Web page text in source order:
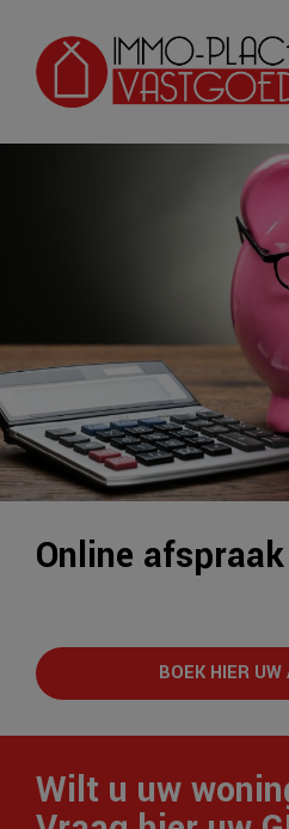
Online afspraak
BOEK HIER
Wilt u uw